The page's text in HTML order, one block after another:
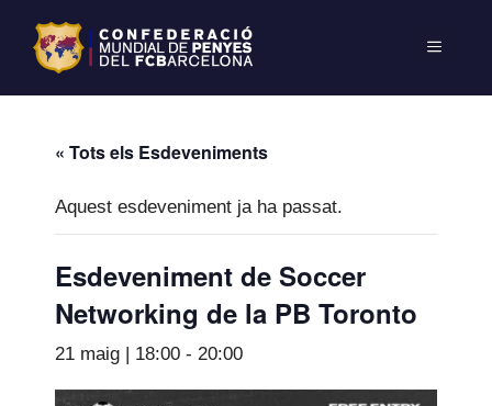
« Tots els Esdeveniments
Aquest esdeveniment ja ha passat.
Esdeveniment de Soccer
Networking de la PB Toronto
21 maig | 18:00 - 20:00